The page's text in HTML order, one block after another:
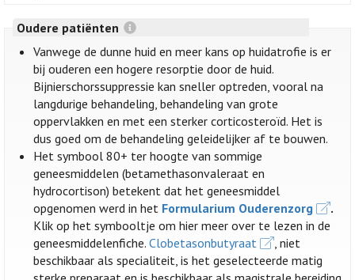
Oudere patiënten
Vanwege de dunne huid en meer kans op huidatrofie is er
bij ouderen een hogere resorptie door de huid.
Bijnierschorssuppressie kan sneller optreden, vooral na
langdurige behandeling, behandeling van grote
oppervlakken en met een sterker corticosteroïd. Het is
dus goed om de behandeling geleidelijker af te bouwen.
Het symbool 80+ ter hoogte van sommige
geneesmiddelen (betamethasonvaleraat en
hydrocortison) betekent dat het geneesmiddel
opgenomen werd in het Formularium Ouderenzorg
.
Klik op het symbooltje om hier meer over te lezen in de
geneesmiddelenfiche.Clobetasonbutyraat
, niet
beschikbaar als specialiteit, is het geselecteerde matig